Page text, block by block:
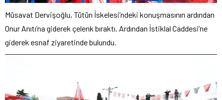
Müsavat Dervişoğlu, Tütün İskelesi’ndeki konuşmasının ardından
Onur Anıtı’na giderek çelenk bıraktı. Ardından İstiklal Caddesi’ne
giderek esnaf ziyaretinde bulundu.